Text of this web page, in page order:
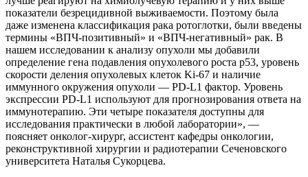
показатели безрецидивной выживаемости. Поэтому была
даже изменена классификация рака ротоглотки, были введены
термины «ВПЧ-позитивный» и «ВПЧ-негативный» рак. В
нашем исследовании к анализу опухоли мы добавили
определение гена подавления опухолевого роста р53, уровень
скорости деления опухолевых клеток Ki-67 и наличие
иммунного окружения опухоли — PD-L1 фактор. Уровень
экспрессии PD-L1 используют для прогнозирования ответа на
иммунотерапию. Эти четыре показателя доступны для
исследования практически в любой лаборатории», —
поясняет онколог-хирург, ассистент кафедры онкологии,
реконструктивной хирургии и радиотерапии Сеченовского
университета Наталья Сукорцева.